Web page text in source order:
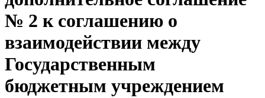
№ 2 к соглашению о
взаимодействии между
Государственным
бюджетным учреждением